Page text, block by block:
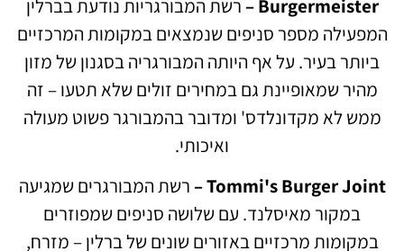
Burgermeister –
רשת המבורגריות נודעת בברלין
המפעילה מספר סניפים שנמצאים במקומות המרכזיים
ביותר בעיר. על אף היותה המבורגריה בסגנון של מזון
מהיר שמאופיינת גם במחירים זולים שלא תטעו – זה
ממש לא מקדונלדס' ומדובר בהמבורגר פשוט מעולה
ואיכותי.
Tommi's Burger Joint –
רשת המבורגרים שמגיעה
במקור מאיסלנד. עם שלושה סניפים שמפוזרים
במקומות מרכזיים באזורים שונים של ברלין – מזרח,